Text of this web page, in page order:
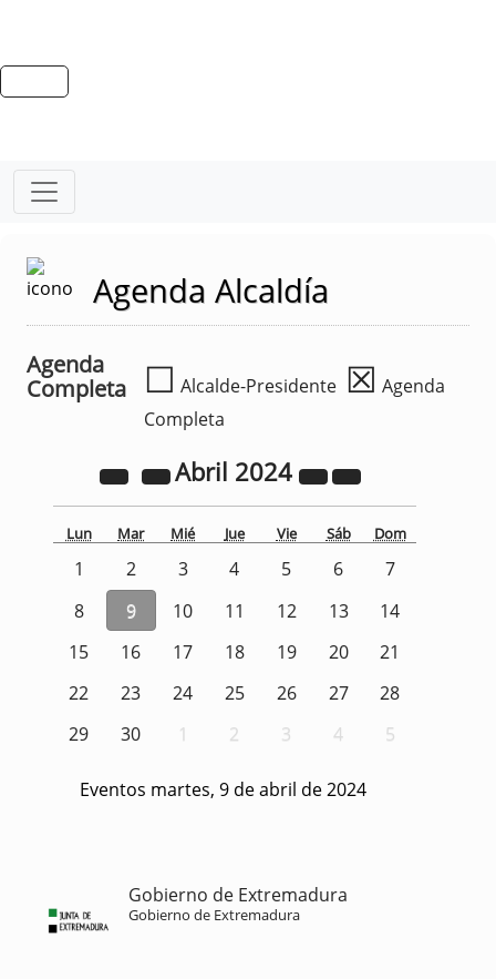
Agenda Alcaldía
Agenda
Completa
☐ Alcalde-Presidente ☒ Agenda
Completa
Abril 2024
Lun Mar Mié Jue Vie Sáb Dom
1 2 3 4 5 6
7
8
9 10 11 12 13
14
15
16 17 18 19 20
21
22
23 24 25 26 27
28
29
30 1 2 3 4 5
Eventos martes, 9 de abril de 2024
Gobierno de Extremadura
Gobierno de Extremadura